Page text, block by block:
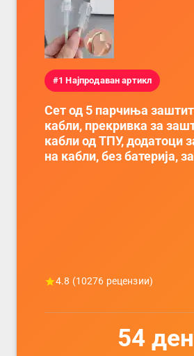
#1 Најпродаван артикл
Сет од 5 парчиња
кабли, прекривка за
кабли од ТПУ, додатоци
на кабли, без батерија,
4.8 (10276 рецензии)
54 ден